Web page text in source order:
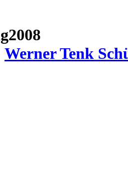
Werner Tenk